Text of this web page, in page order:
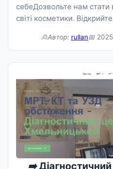
себеДозвольте нам
світі косметики.
🙎Автор: rullan📅
➡️